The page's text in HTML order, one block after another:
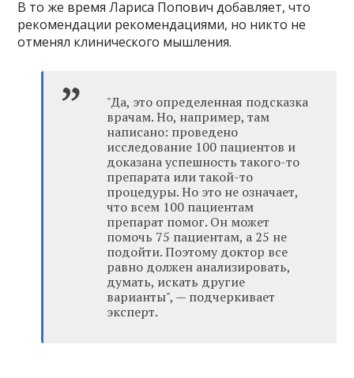
В то же время Лариса Попович добавляет, что
рекомендации рекомендациями, но никто не
отменял клинического мышления.
"Да, это определенная подсказка
врачам. Но, например, там
написано: проведено
исследование 100 пациентов и
доказана успешность такого-то
препарата или такой-то
процедуры. Но это не означает,
что всем 100 пациентам
препарат помог. Он может
помочь 75 пациентам, а 25 не
подойти. Поэтому доктор все
равно должен анализировать,
думать, искать другие
варианты", — подчеркивает
эксперт.